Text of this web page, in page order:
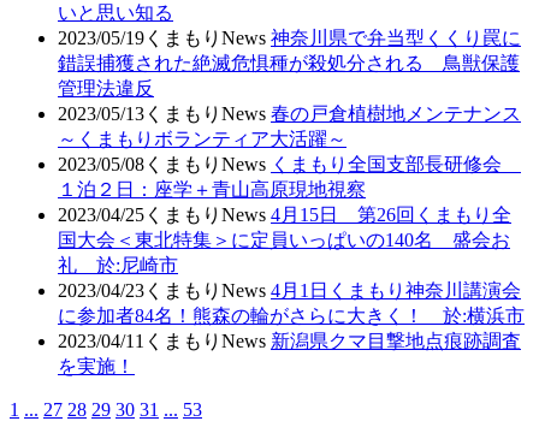
いと思い知る
2023/05/19 くまもりNews 神奈川県で弁当型くくり罠に
錯誤捕獲された絶滅危惧種が殺処分される 鳥獣保護
管理法違反
2023/05/13 くまもりNews 春の戸倉植樹地メンテナンス
～くまもりボランティア大活躍～
2023/05/08 くまもりNews くまもり全国支部長研修会
１泊２日：座学＋青山高原現地視察
2023/04/25 くまもりNews 4月15日 第26回くまもり全
国大会＜東北特集＞に定員いっぱいの140名 盛会お
礼 於:尼崎市
2023/04/23 くまもりNews 4月1日くまもり神奈川講演会
に参加者84名！熊森の輪がさらに大きく！ 於:横浜市
2023/04/11 くまもりNews 新潟県クマ目撃地点痕跡調査
を実施！
1 ... 27 28 29 30 31 ... 53